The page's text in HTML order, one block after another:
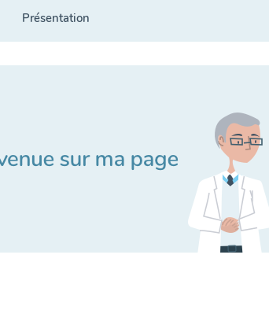
Présentation